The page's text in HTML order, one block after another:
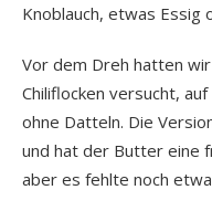
Knoblauch, etwas Essig
Vor dem Dreh hatten
Chiliflocken versucht,
ohne Datteln. Die
und hat der Butter eine
aber es fehlte noch